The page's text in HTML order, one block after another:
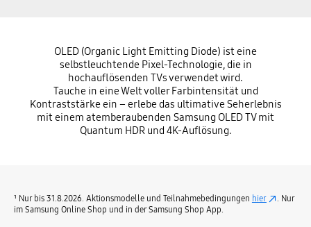
OLED (Organic Light Emitting Diode) ist eine
selbstleuchtende Pixel-Technologie, die in
hochauflösenden TVs verwendet wird.
Tauche in eine Welt voller Farbintensität und
Kontraststärke ein – erlebe das ultimative Seherlebnis
mit einem atemberaubenden Samsung OLED TV mit
Quantum HDR und 4K-Auflösung.
¹ Nur bis 31.8.2026. Aktionsmodelle und Teilnahmebedingungen hier
. Nur
im Samsung Online Shop und in der Samsung Shop App.